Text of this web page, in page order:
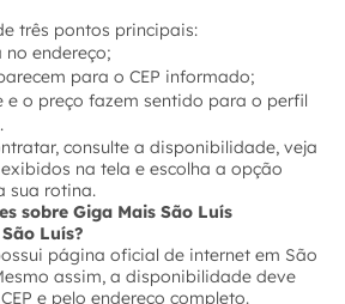
três pontos principais:
no endereço;
para o CEP informado;
e o preço fazem sentido para o perfil
consulte a disponibilidade, veja
na tela e escolha a opção
sua rotina.
sobre Giga Mais São Luís
Luís?
página oficial de internet em São
assim, a disponibilidade deve
e pelo endereço completo.